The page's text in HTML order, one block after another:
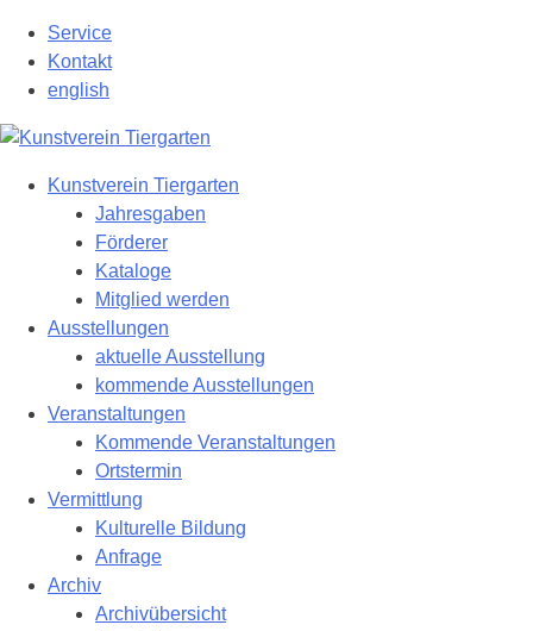
Hauptinhalt
springen
Service
Kontakt
english
Kunstverein Tiergarten
Jahresgaben
Förderer
Kataloge
Mitglied werden
Ausstellungen
aktuelle Ausstellung
kommende Ausstellungen
Veranstaltungen
Kommende Veranstaltungen
Ortstermin
Vermittlung
Kulturelle Bildung
Anfrage
Archiv
Archivübersicht